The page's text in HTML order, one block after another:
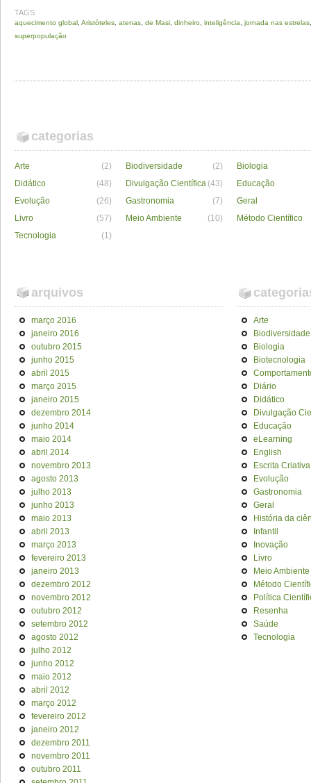
TAGS
aquecimento global Aristóteles atenas de Masi dinheiro inteligência jornada nas estrelas
superpopulação
categorias
Arte (2) Biodiversidade (2)
Biologia
Didático
(48) Divulgação Científica (43)
Educação
Evolução
(26) Gastronomia (7)
Geral
Livro
(57) Meio Ambiente (10)
Método Científico
Tecnologia
(1)
arquivos
março 2016
janeiro 2016
outubro 2015
junho 2015
abril 2015
março 2015
janeiro 2015
dezembro 2014
junho 2014
maio 2014
abril 2014
novembro 2013
agosto 2013
julho 2013
junho 2013
maio 2013
abril 2013
março 2013
fevereiro 2013
janeiro 2013
dezembro 2012
novembro 2012
outubro 2012
setembro 2012
agosto 2012
julho 2012
junho 2012
maio 2012
abril 2012
março 2012
fevereiro 2012
janeiro 2012
dezembro 2011
novembro 2011
outubro 2011
Arte
Biodiversidade
Biologia
Biotecnologia
Diário
Didático
Divulgação
Educação
eLearning
English
Escrita Criativa
Evolução
Gastronomia
Geral
História da
Infantil
Inovação
Livro
Meio Ambiente
Método
Política
Resenha
Saúde
Tecnologia